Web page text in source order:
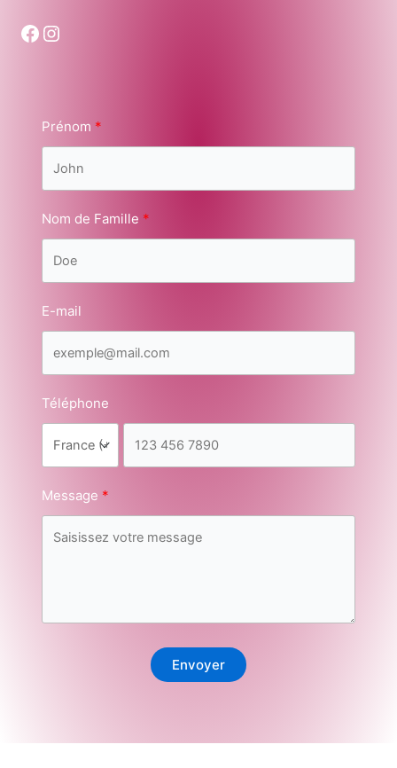
Prénom
Nom de Famille
E-mail
Téléphone
Message
Envoyer